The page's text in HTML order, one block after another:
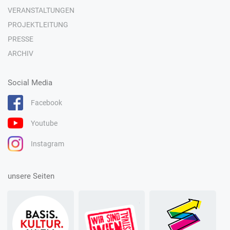
VERANSTALTUNGEN
PROJEKTLEITUNG
PRESSE
ARCHIV
Social Media
Facebook
Youtube
Instagram
unsere Seiten